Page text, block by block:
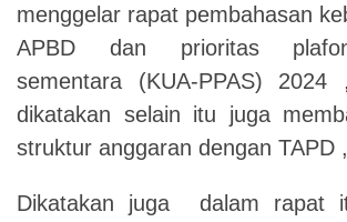
menggelar rapat pembahasan
APBD dan prioritas
sementara (KUA-PPAS)
dikatakan selain itu juga
struktur anggaran dengan TAPD ,
Dikatakan juga dalam rapat